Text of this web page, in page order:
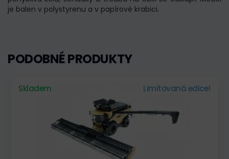
je balen v polystyrenu a v papírové krabici.
PODOBNÉ PRODUKTY
Skladem Limitovaná edice!